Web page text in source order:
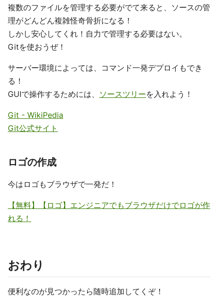
複数のファイルを管理する必要がでて来ると、ソースの管
理がどんどん複雑怪奇骨折になる！
しかし安心してくれ！自力で管理する必要はない。
Gitを使おうぜ！
サーバー環境によっては、コマンド一発デプロイもでき
る！
GUIで操作するためには、 ソースツリーを入れよう！
Git - WikiPedia
Git公式サイト
ロゴの作成
今はロゴもブラウザで一発だ！
【無料】【ロゴ】エンジニアでもブラウザだけでロゴが作
れる！
おわり
便利なのが見つかったら随時追加してくぞ！